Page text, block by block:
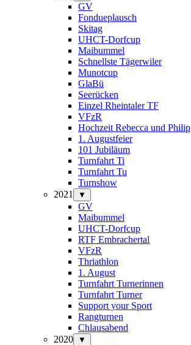
GV
Fondueplausch
Skitag
UHCT-Dorfcup
Maibummel
Schnellste Tägerwiler
Munotcup
GlaBü
Seerücken
Einzel Rheintaler TF
VFzR
Hochzeit Rebecca und Philip
1. Augustfeier
101 Jubiläum
Turnfahrt Ti
Turnfahrt Tu
Turnshow
2021
▼
GV
Maibummel
UHCT-Dorfcup
RTF Embrachertal
VFzR
Thriathlon
1. August
Turnfahrt Turnerinnen
Turnfahrt Turner
Support your Sport
Rangturnen
Chlausabend
2020
▼